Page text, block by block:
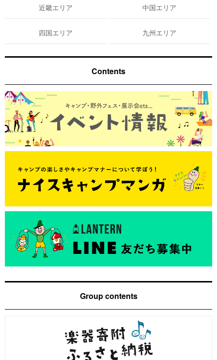
近畿エリア 中国エリア
四国エリア 九州エリア
Contents
Group contents